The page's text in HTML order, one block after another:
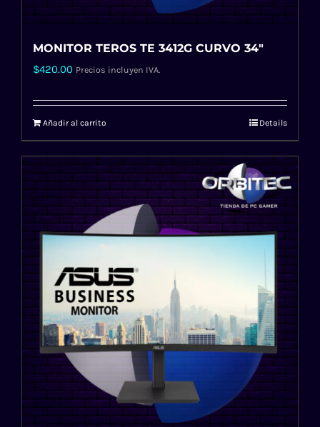
MONITOR TEROS TE 3412G CURVO 34″
$420.00 Precios incluyen IVA.
Añadir al carrito Details